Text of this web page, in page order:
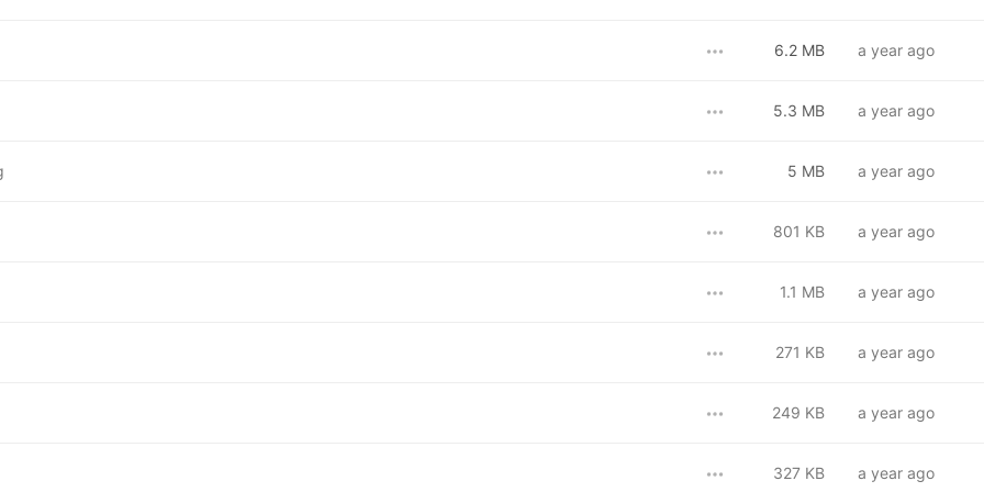
6.2 MB a year ago
5.3 MB a year ago
5 MB a year ago
801 KB a year ago
1.1 MB a year ago
271 KB a year ago
249 KB a year ago
327 KB a year ago